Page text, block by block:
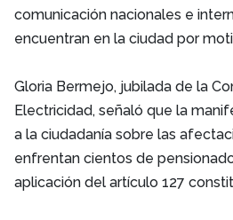
comunicación nacionales e
encuentran en la ciudad por
Gloria Bermejo, jubilada de la
Electricidad, señaló que la
a la ciudadanía sobre las
enfrentan cientos de
aplicación del artículo 127